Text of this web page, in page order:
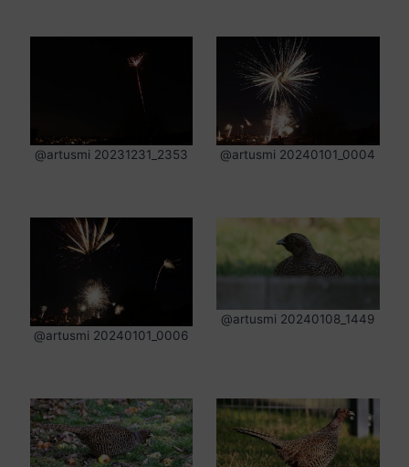
@artusmi 20231231_2353 @artusmi 20240101_0004
@artusmi 20240101_0006
@artusmi 20240108_1449